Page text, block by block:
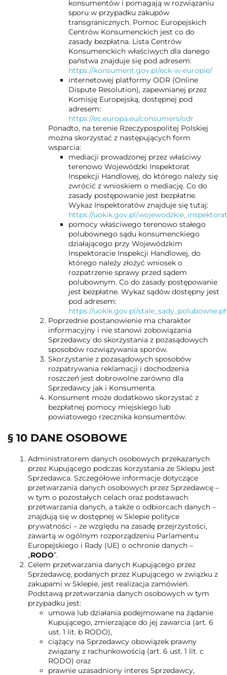
konsumentów i pomagają w rozwiązaniu
sporu w przypadku zakupów
transgranicznych. Pomoc Europejskich
Centrów Konsumenckich jest co do
zasady bezpłatna. Lista Centrów
Konsumenckich właściwych dla danego
państwa znajduje się pod adresem:
https://konsument.gov.pl/eck-w-europie/
internetowej platformy ODR (Online
Dispute Resolution), zapewnianej przez
Komisję Europejską, dostępnej pod
adresem:
https://ec.europa.eu/consumers/odr
Ponadto, na terenie Rzeczypospolitej Polskiej
można skorzystać z następujących form
wsparcia:
mediacji prowadzonej przez właściwy
terenowo Wojewódzki Inspektorat
Inspekcji Handlowej, do którego należy się
zwrócić z wnioskiem o mediację. Co do
zasady postępowanie jest bezpłatne.
Wykaz Inspektoratów znajduje się tutaj:
https://uokik.gov.pl/
pomocy właściwego terenowo stałego
polubownego sądu konsumenckiego
działającego przy Wojewódzkim
Inspektoracie Inspekcji Handlowej, do
którego należy złożyć wniosek o
rozpatrzenie sprawy przed sądem
polubownym. Co do zasady postępowanie
jest bezpłatne. Wykaz sądów dostępny jest
pod adresem:
https://uokik.gov.pl/
Poprzednie postanowienie ma charakter
informacyjny i nie stanowi zobowiązania
Sprzedawcy do skorzystania z pozasądowych
sposobów rozwiązywania sporów.
Skorzystanie z pozasądowych sposobów
rozpatrywania reklamacji i dochodzenia
roszczeń jest dobrowolne zarówno dla
Sprzedawcy jak i Konsumenta.
Konsument może dodatkowo skorzystać z
bezpłatnej pomocy miejskiego lub
powiatowego rzecznika konsumentów.
§ 10 DANE OSOBOWE
Administratorem danych osobowych przekazanych
przez Kupującego podczas korzystania ze Sklepu jest
Sprzedawca. Szczegółowe informacje dotyczące
przetwarzania danych osobowych przez Sprzedawcę –
w tym o pozostałych celach oraz podstawach
przetwarzania danych, a także o odbiorcach danych –
znajdują się w dostępnej w Sklepie polityce
prywatności – ze względu na zasadę przejrzystości,
zawartą w ogólnym rozporządzeniu Parlamentu
Europejskiego i Rady (UE) o ochronie danych –
„RODO”.
Celem przetwarzania danych Kupującego przez
Sprzedawcę, podanych przez Kupującego w związku z
zakupami w Sklepie, jest realizacja zamówień.
Podstawą przetwarzania danych osobowych w tym
przypadku jest:
umowa lub działania podejmowane na żądanie
Kupującego, zmierzające do jej zawarcia (art. 6
ust. 1 lit. b RODO),
ciążący na Sprzedawcy obowiązek prawny
związany z rachunkowością (art. 6 ust. 1 lit. c
RODO) oraz
prawnie uzasadniony interes Sprzedawcy,